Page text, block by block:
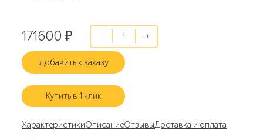
171600 ₽
Добавить к заказу
Купить в 1 клик
ХарактеристикиОписаниеОтзывыДоставка и оплата